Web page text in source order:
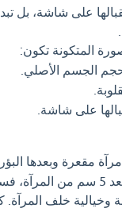
على شاشة، بل
المتكونة تكون:
الجسم الأصلي.
على شاشة.
وضعت جسماً على بعد 5 سم من
وخيالية خلف المرآة.